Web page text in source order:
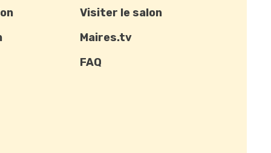
Visiter le salon
Maires.tv
FAQ